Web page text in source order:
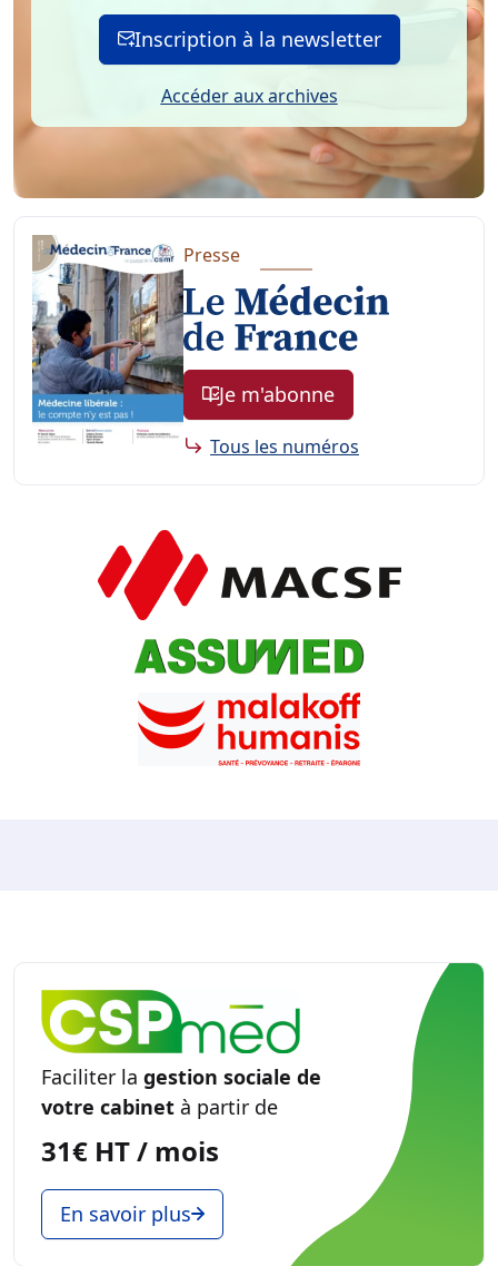
Inscription à la newsletter
Accéder aux archives
Presse
Je m'abonne
Tous les numéros
Faciliter la gestion sociale de
votre cabinet à partir de
31€ HT / mois
En savoir plus